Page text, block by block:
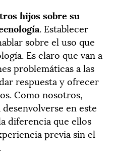
hijos sobre su
. Establecer
sobre el uso que
Es claro que van a
problemáticas a las
respuesta y ofrecer
Como nosotros,
en este
diferencia que ellos
previa sin el